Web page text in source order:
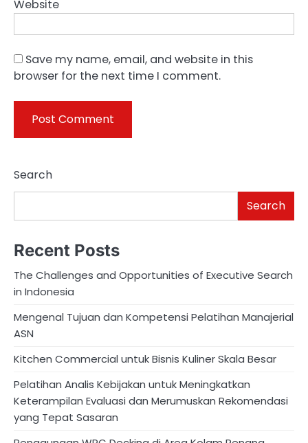
Website
Save my name, email, and website in this
browser for the next time I comment.
Search
Search
Recent Posts
The Challenges and Opportunities of Executive Search
in Indonesia
Mengenal Tujuan dan Kompetensi Pelatihan Manajerial
ASN
Kitchen Commercial untuk Bisnis Kuliner Skala Besar
Pelatihan Analis Kebijakan untuk Meningkatkan
Keterampilan Evaluasi dan Merumuskan Rekomendasi
yang Tepat Sasaran